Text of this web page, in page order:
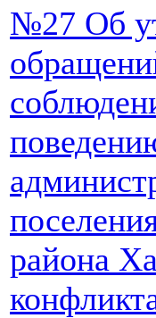
№27 Об
района